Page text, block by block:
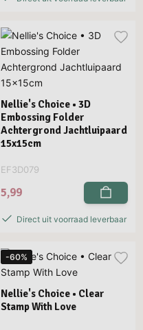
Nellie's Choice • 3D
Embossing Folder
Achtergrond Jachtluipaard
15x15cm
EF3D079
5,99
Direct uit voorraad leverbaar
-60%
Nellie's Choice • Clear
Stamp With Love